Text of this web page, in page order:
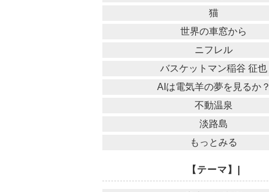
猫
世界の車窓から
ニフレル
バスケットマン稲谷 征也
AIは電気羊の夢を見るか？
不動温泉
淡路島
もっとみる
【テーマ】|